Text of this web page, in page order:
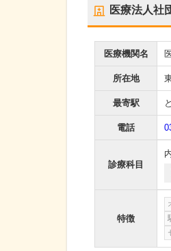
医療法人社
医療機関名
所在地
最寄駅
電話
診療科目
特徴